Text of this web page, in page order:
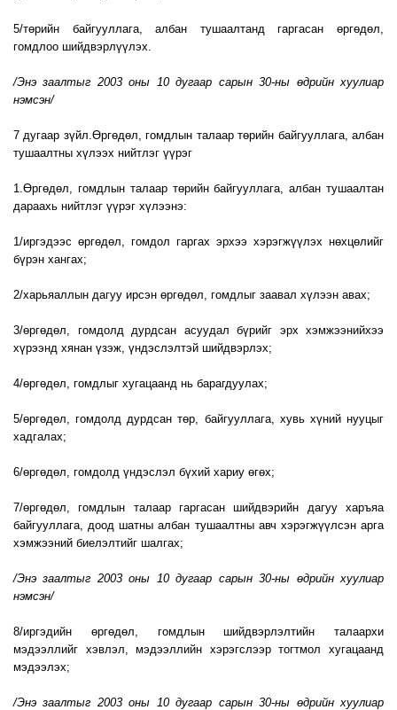
5/төрийн байгууллага, албан тушаалтанд гаргасан өргөдөл,
гомдлоо шийдвэрлүүлэх.
/Энэ заалтыг 2003 оны 10 дугаар сарын 30-ны өдрийн хуулиар
нэмсэн/
7 дугаар зүйл.Өргөдөл, гомдлын талаар төрийн байгууллага, албан
тушаалтны хүлээх нийтлэг үүрэг
1.Өргөдөл, гомдлын талаар төрийн байгууллага, албан тушаалтан
дараахь нийтлэг үүрэг хүлээнэ:
1/иргэдээс өргөдөл, гомдол гаргах эрхээ хэрэгжүүлэх нөхцөлийг
бүрэн хангах;
2/харьяаллын дагуу ирсэн өргөдөл, гомдлыг заавал хүлээн авах;
3/өргөдөл, гомдолд дурдсан асуудал бүрийг эрх хэмжээнийхээ
хүрээнд хянан үзэж, үндэслэлтэй шийдвэрлэх;
4/өргөдөл, гомдлыг хугацаанд нь барагдуулах;
5/өргөдөл, гомдолд дурдсан төр, байгууллага, хувь хүний нууцыг
хадгалах;
6/өргөдөл, гомдолд үндэслэл бүхий хариу өгөх;
7/өргөдөл, гомдлын талаар гаргасан шийдвэрийн дагуу харъяа
байгууллага, доод шатны албан тушаалтны авч хэрэгжүүлсэн арга
хэмжээний биелэлтийг шалгах;
/Энэ заалтыг 2003 оны 10 дугаар сарын 30-ны өдрийн хуулиар
нэмсэн/
8/иргэдийн өргөдөл, гомдлын шийдвэрлэлтийн талаархи
мэдээллийг хэвлэл, мэдээллийн хэрэгслээр тогтмол хугацаанд
мэдээлэх;
/Энэ заалтыг 2003 оны 10 дугаар сарын 30-ны өдрийн хуулиар